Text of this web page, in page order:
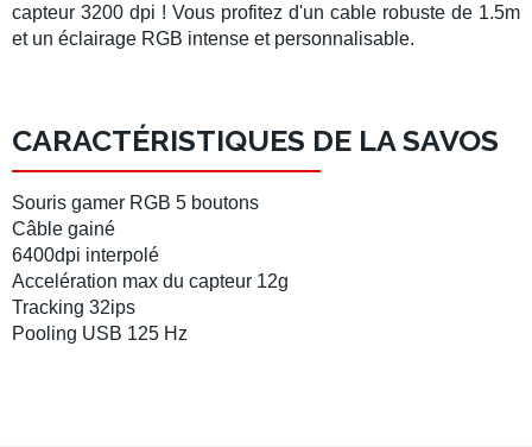
capteur 3200 dpi ! Vous profitez d'un cable robuste de 1.5m
et un éclairage RGB intense et personnalisable.
CARACTÉRISTIQUES DE LA SAVOS
Souris gamer RGB 5 boutons
Câble gainé
6400dpi interpolé
Accelération max du capteur 12g
Tracking 32ips
Pooling USB 125 Hz